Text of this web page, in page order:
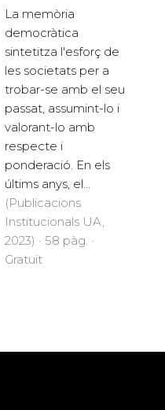
La memòria
democràtica
sintetitza l'esforç de
les societats per a
trobar-se amb el seu
passat, assumint-lo i
valorant-lo amb
respecte i
ponderació. En els
últims anys, el...
(Publicacions
Institucionals UA,
2023) · 58 pàg. ·
Gratuït